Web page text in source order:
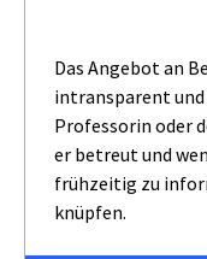
Das Angebot an
intransparent
Professorin oder
er betreut und
frühzeitig zu
knüpfen.